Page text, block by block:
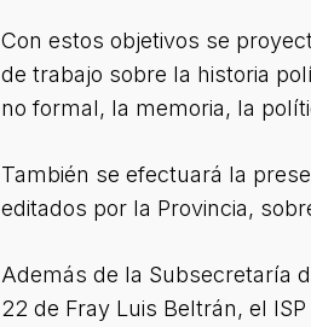
Con estos objetivos se
de trabajo sobre la historia
no formal, la memoria, la
También se efectuará la
editados por la Provincia,
Además de la Subsecretaría
22 de Fray Luis Beltrán, el